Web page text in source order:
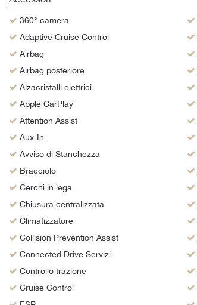
360° camera
Adaptive Cruise Control
Airbag
Airbag posteriore
Alzacristalli elettrici
Apple CarPlay
Attention Assist
Aux-In
Avviso di Stanchezza
Bracciolo
Cerchi in lega
Chiusura centralizzata
Climatizzatore
Collision Prevention Assist
Connected Drive Servizi
Controllo trazione
Cruise Control
questi
strumenti
di
si
rimanda
alla
policy.
Puoi
modificare
le
scelte
in
momento.